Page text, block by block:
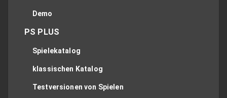
Demo
PS PLUS
Spielekatalog
klassischen Katalog
Testversionen von Spielen